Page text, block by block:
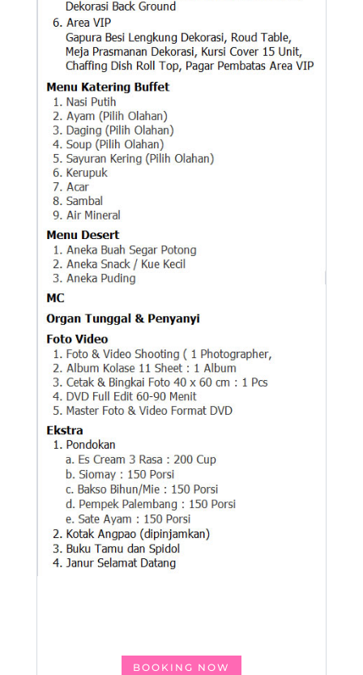
BOOKING NOW